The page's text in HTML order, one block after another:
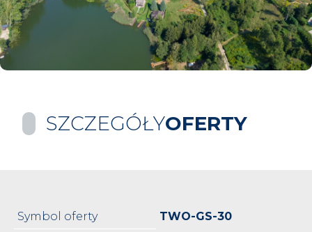
SZCZEGÓŁYOFERTY
Symbol oferty
TWO-GS-30